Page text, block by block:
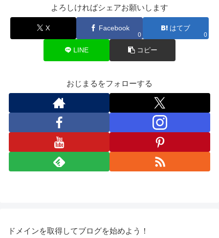
よろしければシェアお願いします
X Facebook
0
はてブ
0
LINE コピー
おじまるをフォローする
ドメインを取得してブログを始めよう！